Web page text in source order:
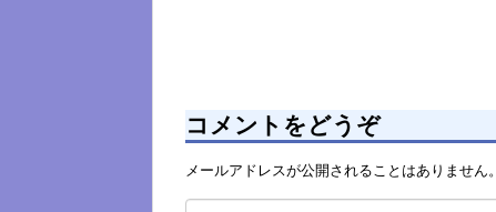
コメントをどうぞ
メールアドレスが公開されることはありません。